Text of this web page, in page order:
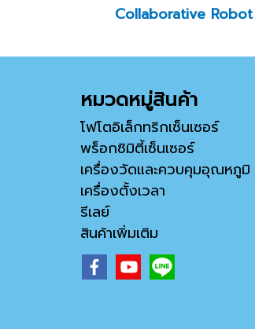
Collaborative Robot
หมวดหมู่สินค้า
โฟโตอิเล็กทริกเซ็นเซอร์
พร็อกซิมิตี้เซ็นเซอร์
เครื่องวัดและควบคุมอุณหภูมิ
เครื่องตั้งเวลา
รีเลย์
สินค้าเพิ่มเติม